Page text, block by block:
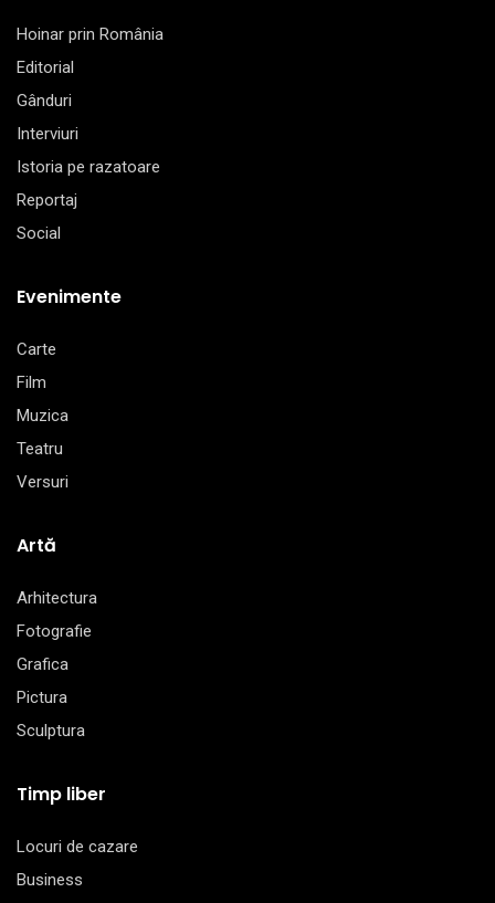
Hoinar prin România
Editorial
Gânduri
Interviuri
Istoria pe razatoare
Reportaj
Social
Evenimente
Carte
Film
Muzica
Teatru
Versuri
Artă
Arhitectura
Fotografie
Grafica
Pictura
Sculptura
Timp liber
Locuri de cazare
Business